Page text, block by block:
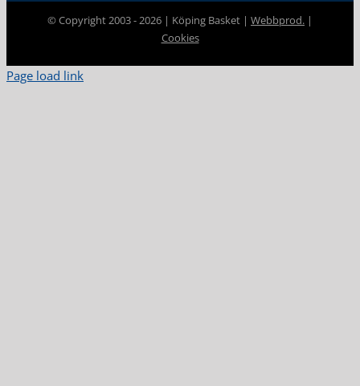
© Copyright 2003 -2026 | Köping Basket | Webbprod. |
Cookies
Page load link